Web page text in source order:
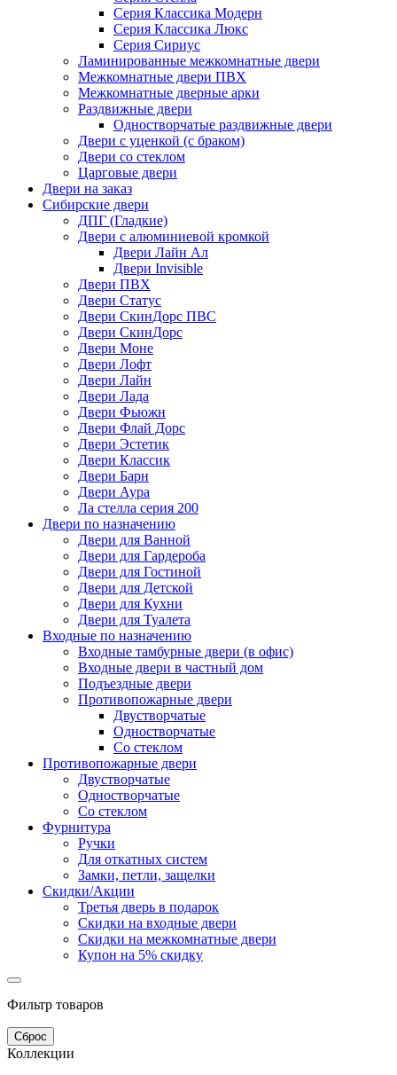
Серия Классика Модерн
Серия Классика Люкс
Серия Сириус
Ламинированные межкомнатные двери
Межкомнатные двери ПВХ
Межкомнатные дверные арки
Раздвижные двери
Одностворчатые раздвижные двери
Двери с уценкой (с браком)
Двери со стеклом
Царговые двери
Двери на заказ
Сибирские двери
ДПГ (Гладкие)
Двери с алюминиевой кромкой
Двери Лайн Ал
Двери Invisible
Двери ПВХ
Двери Статус
Двери СкинДорс ПВС
Двери СкинДорс
Двери Моне
Двери Лофт
Двери Лайн
Двери Лада
Двери Фьюжн
Двери Флай Дорс
Двери Эстетик
Двери Классик
Двери Барн
Двери Аура
Ла стелла серия 200
Двери по назначению
Двери для Ванной
Двери для Гардероба
Двери для Гостиной
Двери для Детской
Двери для Кухни
Двери для Туалета
Входные по назначению
Входные тамбурные двери (в офис)
Входные двери в частный дом
Подъездные двери
Противопожарные двери
Двустворчатые
Одностворчатые
Со стеклом
Противопожарные двери
Двустворчатые
Одностворчатые
Со стеклом
Фурнитура
Ручки
Для откатных систем
Замки, петли, защелки
Скидки/Акции
Третья дверь в подарок
Скидки на входные двери
Скидки на межкомнатные двери
Купон на 5% скидку
Фильтр товаров
Сброс
Коллекции